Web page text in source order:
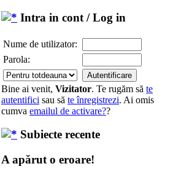
Intra in cont / Log in
Nume de utilizator:
Parola:
Bine ai venit, Vizitator. Te rugăm să te
autentifici sau să te înregistrezi. Ai omis
cumva emailul de activare??
Subiecte recente
A apărut o eroare!